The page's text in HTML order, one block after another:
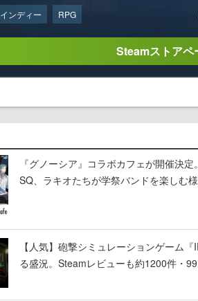
インディー RPG
Steamストアペ
『グノーシア』コラボカフェが開催決
SQ、ラキオたちが学祭バンドを楽しむ
【人気】砲撃シミュレーションゲーム
る盛況。Steamレビューも約1200件・